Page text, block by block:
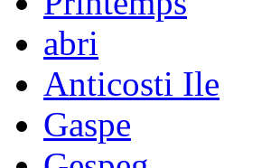
abri
Anticosti Ile
Gaspe